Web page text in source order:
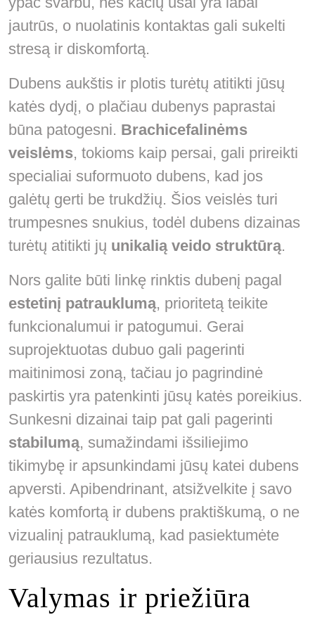
jautrūs, o nuolatinis kontaktas gali sukelti
stresą ir diskomfortą.
Dubens aukštis ir plotis turėtų atitikti jūsų
katės dydį, o plačiau dubenys paprastai
būna patogesni. Brachicefalinėms
veislėms, tokioms kaip persai, gali prireikti
specialiai suformuoto dubens, kad jos
galėtų gerti be trukdžių. Šios veislės turi
trumpesnes snukius, todėl dubens dizainas
turėtų atitikti jų unikalią veido struktūrą.
Nors galite būti linkę rinktis dubenį pagal
estetinį patrauklumą, prioritetą teikite
funkcionalumui ir patogumui. Gerai
suprojektuotas dubuo gali pagerinti
maitinimosi zoną, tačiau jo pagrindinė
paskirtis yra patenkinti jūsų katės poreikius.
Sunkesni dizainai taip pat gali pagerinti
stabilumą, sumažindami išsiliejimo
tikimybę ir apsunkindami jūsų katei dubens
apversti. Apibendrinant, atsižvelkite į savo
katės komfortą ir dubens praktiškumą, o ne
vizualinį patrauklumą, kad pasiektumėte
geriausius rezultatus.
Valymas ir priežiūra